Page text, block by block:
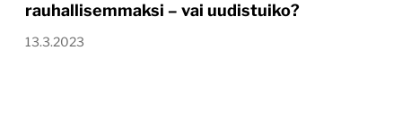
rauhallisemmaksi – vai uudistuiko?
13.3.2023